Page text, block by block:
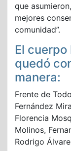
que
mejores
comunidad”.
El
quedó
manera:
Frente de
Fernández
Florencia
Molinos,
Rodrigo